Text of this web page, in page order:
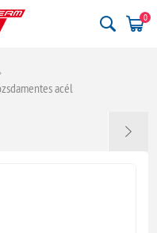
0
acél